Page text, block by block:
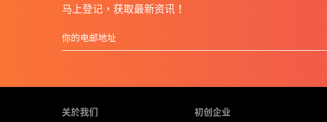
马上登记，获取最新资讯！
关於我们 初创企业